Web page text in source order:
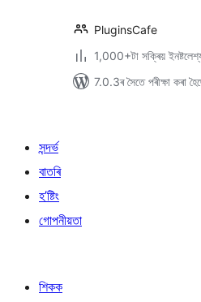
PluginsCafe
1,000+টা সক্ৰিয়
7.0.3ৰ সৈতে পৰীক্ষা কৰা
সন্দৰ্ভ
বাতৰি
হ’ষ্টিং
গোপনীয়তা
শিকক